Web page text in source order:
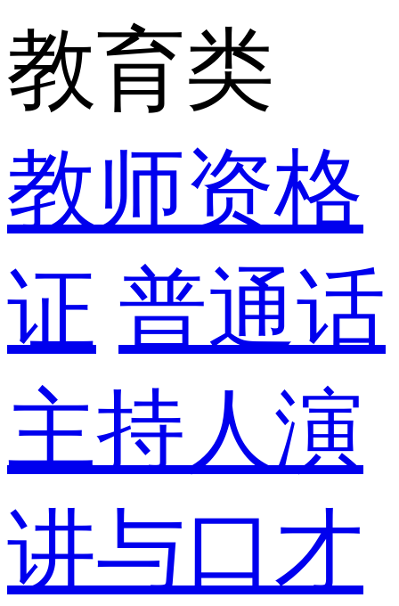
教育类
教师资格
证 普通话
主持人演
讲与口才